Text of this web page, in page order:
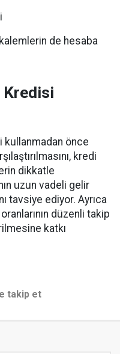
de hesaba
Kredisi
kullanmadan önce
kredi
dikkatle
uzun vadeli gelir
tavsiye ediyor. Ayrıca
düzenli takip
katkı
takip et